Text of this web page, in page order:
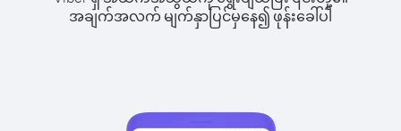
အချက်အလက် မျက်နှာပြင်မှနေ၍ ဖုန်းခေါ်ပါ